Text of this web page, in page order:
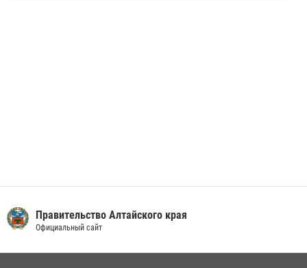
Правительство Алтайского края
Официальный сайт